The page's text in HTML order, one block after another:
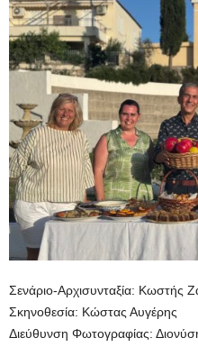
Σενάριο-Αρχισυνταξία: Κωστής
Σκηνοθεσία: Κώστας Αυγέρης
Διεύθυνση Φωτογραφίας: